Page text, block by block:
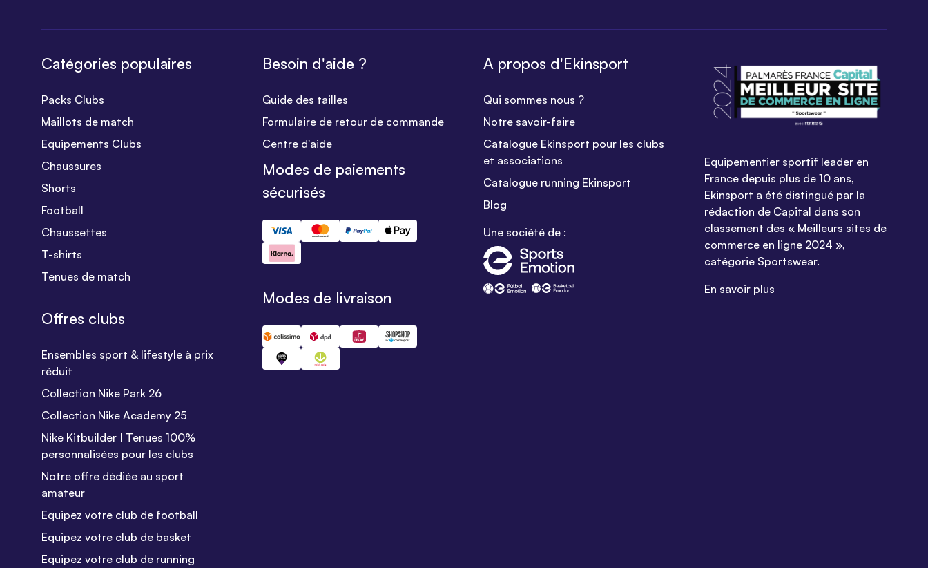
Catégories populaires
Packs Clubs
Maillots de match
Equipements Clubs
Chaussures
Shorts
Football
Chaussettes
T-shirts
Tenues de match
Offres clubs
Ensembles sport & lifestyle à prix
réduit
Collection Nike Park 26
Collection Nike Academy 25
Nike Kitbuilder | Tenues 100%
personnalisées pour les clubs
Notre offre dédiée au sport
amateur
Equipez votre club de football
Equipez votre club de basket
Equipez votre club de running
Besoin d'aide ?
Guide des tailles
Formulaire de retour de commande
Centre d'aide
Modes de paiements
sécurisés
Modes de livraison
A propos d'Ekinsport
Qui sommes nous ?
Notre savoir-faire
Catalogue Ekinsport pour les clubs
et associations
Catalogue running Ekinsport
Blog
Une société de :
Equipementier sportif leader en
France depuis plus de 10 ans,
Ekinsport a été distingué par la
rédaction de Capital dans son
classement des « Meilleurs sites de
commerce en ligne 2024 »,
catégorie Sportswear.
En savoir plus